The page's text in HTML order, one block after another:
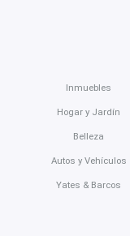
Inmuebles
Hogar y Jardín
Belleza
Autos y Vehículos
Yates & Barcos